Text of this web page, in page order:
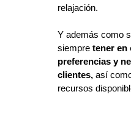
relajación.
Y además como
siempre tener en
preferencias y
clientes, así
recursos